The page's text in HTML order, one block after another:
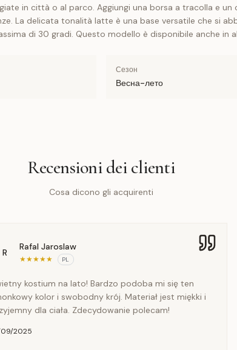
in città o al parco. Aggiungi una borsa a tracolla e
La delicata tonalità latte è una base versatile che si
di 30 gradi. Questo modello è disponibile anche in
Сезон
Весна-лето
Recensioni dei clienti
Cosa dicono gli acquirenti
R
Rafal Jaroslaw
★★★★★ PL
kostium na lato! Bardzo podoba mi się ten
kolor i swobodny krój. Materiał jest miękki i
dla ciała. Zdecydowanie polecam!
09/2025